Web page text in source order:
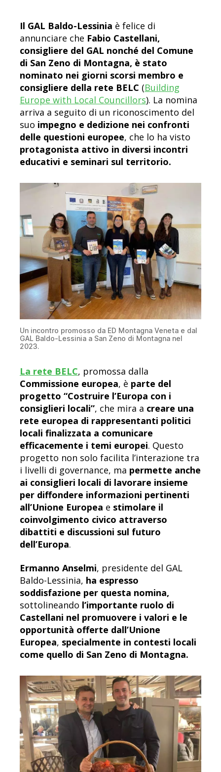
Il GAL Baldo-Lessinia è felice di
annunciare che Fabio Castellani,
consigliere del GAL nonché del Comune
di San Zeno di Montagna, è stato
nominato nei giorni scorsi membro e
consigliere della rete BELC (Building
Europe with Local Councillors). La nomina
arriva a seguito di un riconoscimento del
suo impegno e dedizione nei confronti
delle questioni europee, che lo ha visto
protagonista attivo in diversi incontri
educativi e seminari sul territorio.
Un incontro promosso da ED Montagna Veneta e dal
GAL Baldo-Lessinia a San Zeno di Montagna nel
2023.
La rete BELC, promossa dalla
Commissione europea, è parte del
progetto “Costruire l’Europa con i
consiglieri locali”, che mira a creare una
rete europea di rappresentanti politici
locali finalizzata a comunicare
efficacemente i temi europei. Questo
progetto non solo facilita l’interazione tra
i livelli di governance, ma permette anche
ai consiglieri locali di lavorare insieme
per diffondere informazioni pertinenti
all’Unione Europea e stimolare il
coinvolgimento civico attraverso
dibattiti e discussioni sul futuro
dell’Europa.
Ermanno Anselmi, presidente del GAL
Baldo-Lessinia, ha espresso
soddisfazione per questa nomina,
sottolineando l’importante ruolo di
Castellani nel promuovere i valori e le
opportunità offerte dall’Unione
Europea, specialmente in contesti locali
come quello di San Zeno di Montagna.